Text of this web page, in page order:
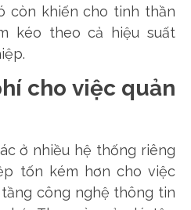
còn khiến cho tinh thần
kéo theo cả hiệu suất
cho việc quản
ở nhiều hệ thống riêng
tốn kém hơn cho việc
công nghệ thông tin